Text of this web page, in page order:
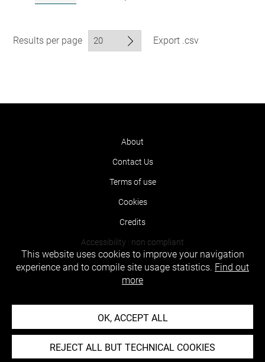
Results per page Export .csv
About
Contact Us
Terms of use
Cookies
Credits
Accessibility : non compliant
This website uses cookies to improve your navigation
experience and to compile site usage statistics. Find out
more
OK, ACCEPT ALL
REJECT ALL BUT TECHNICAL COOKIES